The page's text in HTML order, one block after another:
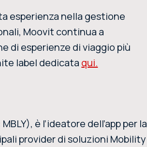
esperienza nella gestione
Moovit continua a
di esperienze di viaggio più
label dedicata qui.
è l’ideatore dell’app per la
provider di soluzioni Mobility